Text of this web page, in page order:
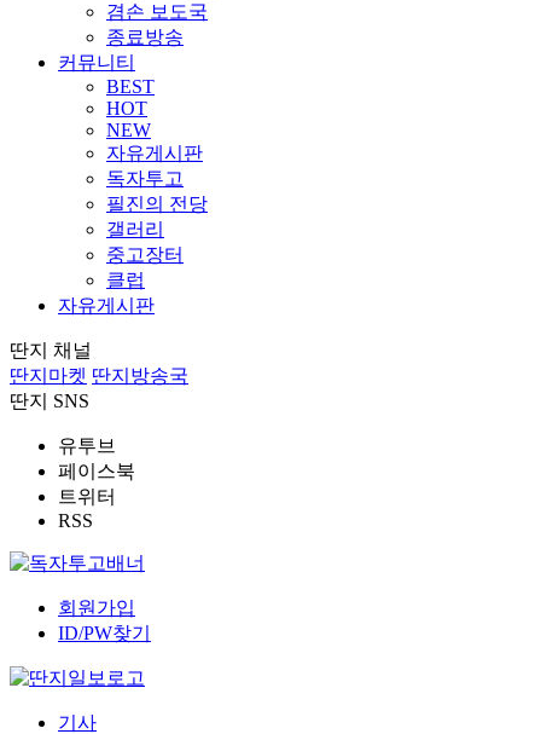
겸손 보도국
종료방송
커뮤니티
BEST
HOT
NEW
자유게시판
독자투고
필진의 전당
갤러리
중고장터
클럽
자유게시판
딴지 채널
딴지마켓 딴지방송국
딴지 SNS
유투브
페이스북
트위터
RSS
회원가입
ID/PW찾기
기사